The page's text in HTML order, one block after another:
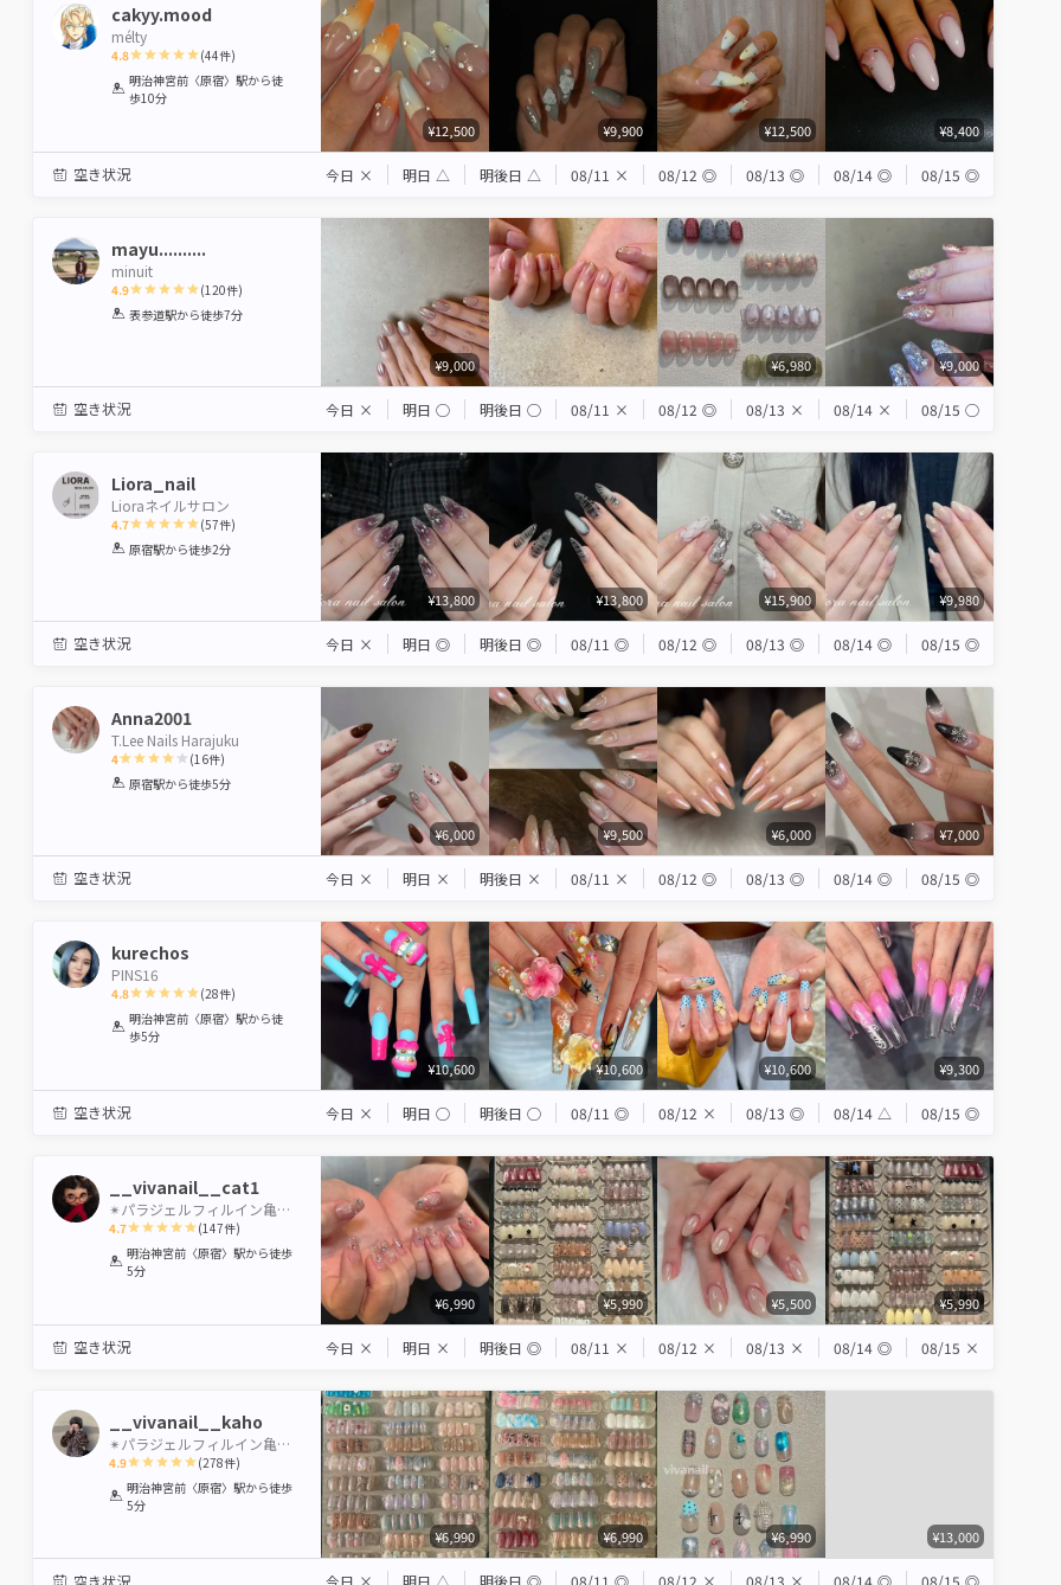
cakyy.mood
mélty
4.8
1
Star
2
Stars
3
Stars
4 5
(44件)
明治神宮前〈原宿〉駅から徒
歩10分
¥12,500 ¥9,900 ¥12,500 ¥8,400
空き状況 今日 × 明日 △ 明後日 △ 08/11 × 08/12 ◎ 08/13 ◎ 08/14 ◎ 08/15 ◎
mayu..........
minuit
4.9
1 2 3 4 5
(120件)
表参道駅から徒歩7分
¥9,000 ¥6,980 ¥9,000
空き状況 今日 × 明日 ◯ 明後日 ◯ 08/11 × 08/12 ◎ 08/13 × 08/14 × 08/15 ◯
Liora_nail
Lioraネイルサロン
4.7
1 2 3 4 5
(57件)
原宿駅から徒歩2分
¥13,800 ¥13,800 ¥15,900 ¥9,980
空き状況 今日 × 明日 ◎ 明後日 ◎ 08/11 ◎ 08/12 ◎ 08/13 ◎ 08/14 ◎ 08/15 ◎
Anna2001
T.Lee Nails Harajuku
4
1 2 3 4 5
(16件)
原宿駅から徒歩5分
¥6,000 ¥9,500 ¥6,000 ¥7,000
空き状況 今日 × 明日 × 明後日 × 08/11 × 08/12 ◎ 08/13 ◎ 08/14 ◎ 08/15 ◎
kurechos
PINS16
4.8
1
Star
2
Stars
3
Stars
4 5
(28件)
明治神宮前〈原宿〉駅から徒
歩5分
¥10,600 ¥10,600 ¥10,600 ¥9,300
空き状況 今日 × 明日 ◯ 明後日 ◯ 08/11 ◎ 08/12 × 08/13 ◎ 08/14 △ 08/15 ◎
__vivanail__cat1
✴︎パラジェルフィルイン亀裂長さ出しマグネットネイルワンホンネイルギャルネイルちゅるんネイル渋谷
4.7
1
Star
2
Stars
3 4 5
(147件)
明治神宮前〈原宿〉駅から徒歩
5分
¥6,990 ¥5,990 ¥5,500 ¥5,990
空き状況 今日 × 明日 × 明後日 ◎ 08/11 × 08/12 × 08/13 × 08/14 ◎ 08/15 ×
__vivanail__kaho
✴︎パラジェルフィルイン亀裂長さ出しマグネットネイルワンホンネイルギャルネイルちゅるんネイル渋谷
4.9
1
Star
2
Stars
3 4 5
(278件)
明治神宮前〈原宿〉駅から徒歩
5分
¥6,990 ¥6,990 ¥6,990 ¥13,000
空き状況